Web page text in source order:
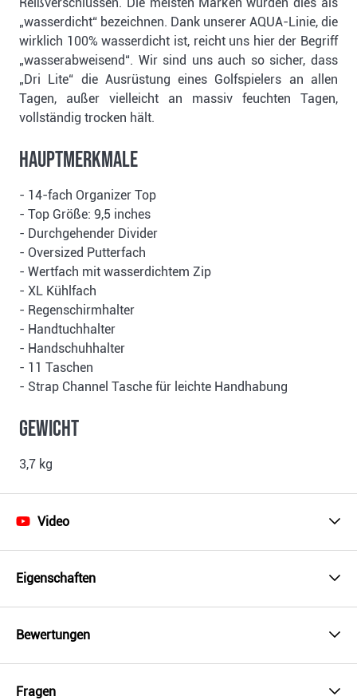
„wasserdicht“ bezeichnen. Dank unserer AQUA-Linie, die
wirklich 100% wasserdicht ist, reicht uns hier der Begriff
„wasserabweisend“. Wir sind uns auch so sicher, dass
„Dri Lite“ die Ausrüstung eines Golfspielers an allen
Tagen, außer vielleicht an massiv feuchten Tagen,
vollständig trocken hält.
Hauptmerkmale
- 14-fach Organizer Top
- Top Größe: 9,5 inches
- Durchgehender Divider
- Oversized Putterfach
- Wertfach mit wasserdichtem Zip
- XL Kühlfach
- Regenschirmhalter
- Handtuchhalter
- Handschuhhalter
- 11 Taschen
- Strap Channel Tasche für leichte Handhabung
Gewicht
3,7 kg
Video
Eigenschaften
Bewertungen
Fragen